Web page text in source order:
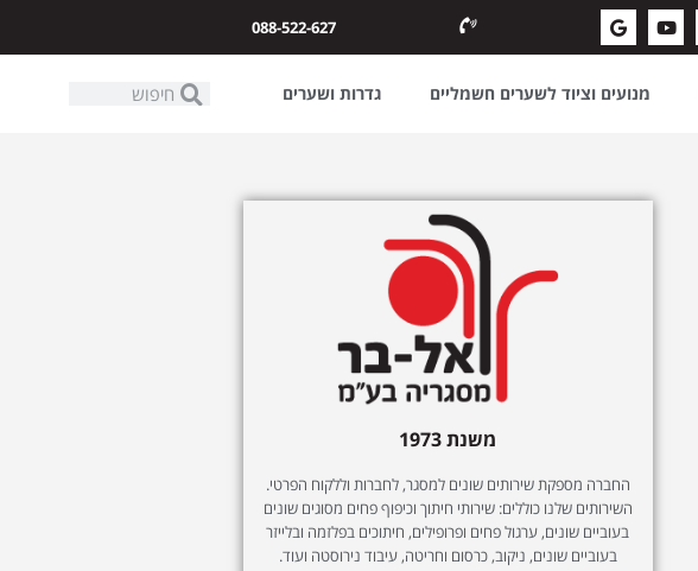
088-522-627
מנועים וציוד לשערים חשמליים גדרות ושערים
משנת 1973
החברה מספקת שירותים שונים למסגר, לחברות וללקוח הפרטי.
השירותים שלנו כוללים: שירותי חיתוך וכיפוף פחים מסוגים שונים
בעוביים שונים, ערגול פחים ופרופילים, חיתוכים בפלזמה ובלייזר
בעוביים שונים, ניקוב, כרסום וחריטה, עיבוד נירוסטה ועוד.